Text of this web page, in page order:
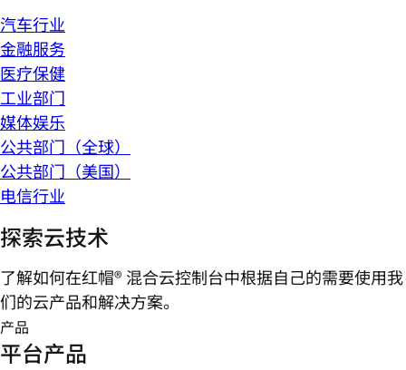
汽车行业
金融服务
医疗保健
工业部门
媒体娱乐
公共部门（全球）
公共部门（美国）
电信行业
探索云技术
了解如何在红帽® 混合云控制台中根据自己的需要使用我
们的云产品和解决方案。
产品
平台产品